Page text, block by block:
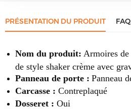
PRÉSENTATION DU PRODUIT FAQ
Nom du produit: Armoires
de style shaker crème avec
Panneau de porte : Panneau
Carcasse : Contreplaqué
Dosseret : Oui